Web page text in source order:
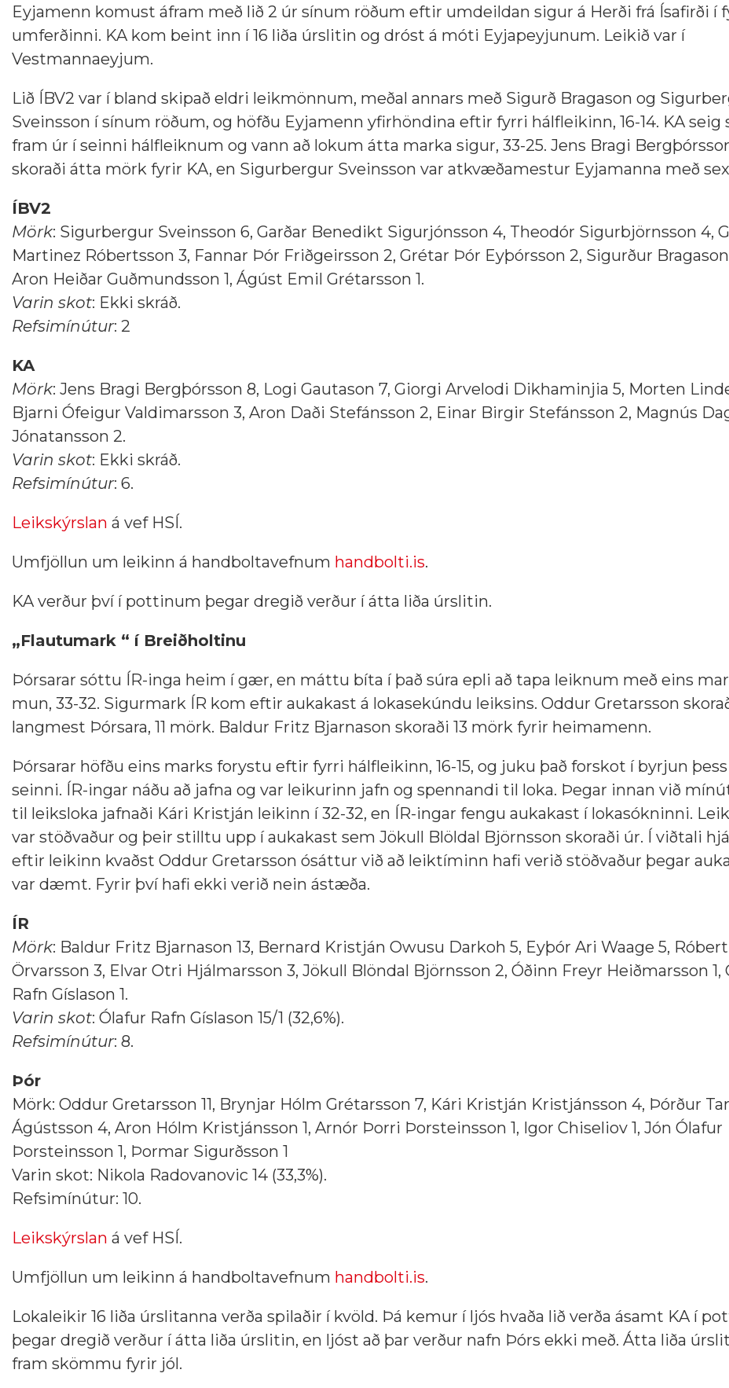
Eyjamenn komust áfram með lið 2 úr sínum röðum eftir umdeildan sigur á Herði frá Ísafirði í
umferðinni. KA kom beint inn í 16 liða úrslitin og dróst á móti Eyjapeyjunum. Leikið var í
Vestmannaeyjum.
Lið ÍBV2 var í bland skipað eldri leikmönnum, meðal annars með Sigurð Bragason og
Sveinsson í sínum röðum, og höfðu Eyjamenn yfirhöndina eftir fyrri hálfleikinn, 16-14. KA seig
fram úr í seinni hálfleiknum og vann að lokum átta marka sigur, 33-25. Jens Bragi
skoraði átta mörk fyrir KA, en Sigurbergur Sveinsson var atkvæðamestur Eyjamanna með
ÍBV2
Mörk: Sigurbergur Sveinsson 6, Garðar Benedikt Sigurjónsson 4, Theodór Sigurbjörnsson 4,
Martinez Róbertsson 3, Fannar Þór Friðgeirsson 2, Grétar Þór Eyþórsson 2, Sigurður
Aron Heiðar Guðmundsson 1, Ágúst Emil Grétarsson 1.
Varin skot: Ekki skráð.
Refsimínútur: 2
KA
Mörk: Jens Bragi Bergþórsson 8, Logi Gautason 7, Giorgi Arvelodi Dikhaminjia 5, Morten
Bjarni Ófeigur Valdimarsson 3, Aron Daði Stefánsson 2, Einar Birgir Stefánsson 2, Magnús
Jónatansson 2.
Varin skot: Ekki skráð.
Refsimínútur: 6.
Leikskýrslan á vef HSÍ.
Umfjöllun um leikinn á handboltavefnum handbolti.is.
KA verður því í pottinum þegar dregið verður í átta liða úrslitin.
„Flautumark “ í Breiðholtinu
Þórsarar sóttu ÍR-inga heim í gær, en máttu bíta í það súra epli að tapa leiknum með eins
mun, 33-32. Sigurmark ÍR kom eftir aukakast á lokasekúndu leiksins. Oddur Gretarsson
langmest Þórsara, 11 mörk. Baldur Fritz Bjarnason skoraði 13 mörk fyrir heimamenn.
Þórsarar höfðu eins marks forystu eftir fyrri hálfleikinn, 16-15, og juku það forskot í byrjun þess
seinni. ÍR-ingar náðu að jafna og var leikurinn jafn og spennandi til loka. Þegar innan við
til leiksloka jafnaði Kári Kristján leikinn í 32-32, en ÍR-ingar fengu aukakast í lokasókninni.
var stöðvaður og þeir stilltu upp í aukakast sem Jökull Blöldal Björnsson skoraði úr. Í viðtali
eftir leikinn kvaðst Oddur Gretarsson ósáttur við að leiktíminn hafi verið stöðvaður þegar
var dæmt. Fyrir því hafi ekki verið nein ástæða.
ÍR
Mörk: Baldur Fritz Bjarnason 13, Bernard Kristján Owusu Darkoh 5, Eyþór Ari Waage 5,
Örvarsson 3, Elvar Otri Hjálmarsson 3, Jökull Blöndal Björnsson 2, Óðinn Freyr Heiðmarsson 1,
Rafn Gíslason 1.
Varin skot: Ólafur Rafn Gíslason 15/1 (32,6%).
Refsimínútur: 8.
Þór
Mörk: Oddur Gretarsson 11, Brynjar Hólm Grétarsson 7, Kári Kristján Kristjánsson 4, Þórður
Ágústsson 4, Aron Hólm Kristjánsson 1, Arnór Þorri Þorsteinsson 1, Igor Chiseliov 1, Jón Ólafur
Þorsteinsson 1, Þormar Sigurðsson 1
Varin skot: Nikola Radovanovic 14 (33,3%).
Refsimínútur: 10.
Leikskýrslan á vef HSÍ.
Umfjöllun um leikinn á handboltavefnum handbolti.is.
Lokaleikir 16 liða úrslitanna verða spilaðir í kvöld. Þá kemur í ljós hvaða lið verða ásamt KA í
þegar dregið verður í átta liða úrslitin, en ljóst að þar verður nafn Þórs ekki með. Átta liða
fram skömmu fyrir jól.